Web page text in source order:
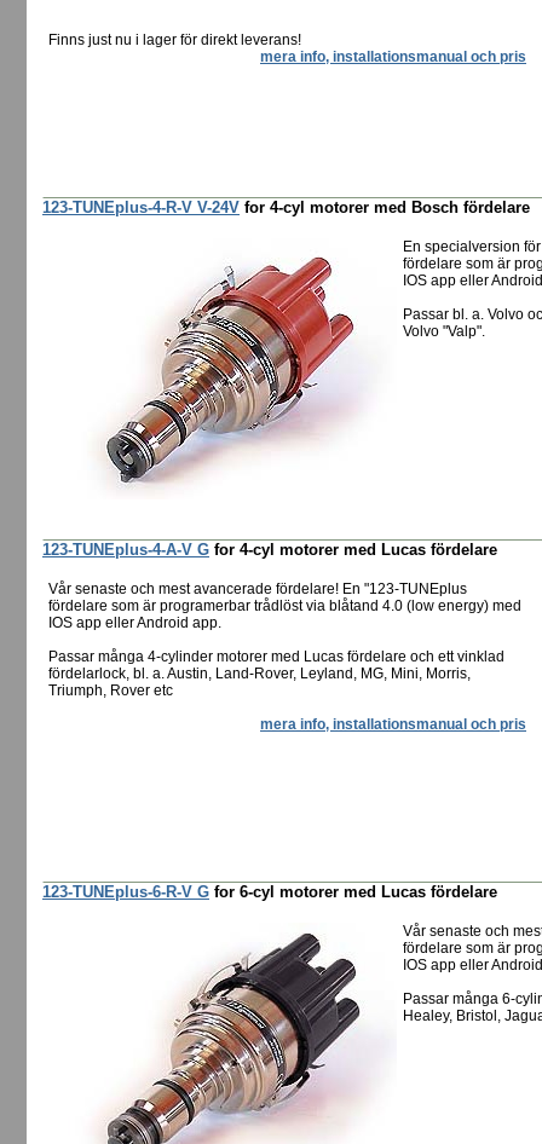
Finns just nu i lager för direkt leverans!
mera info, installationsmanual och pris
123-TUNEplus-4-R-V V-24V for 4-cyl motorer med Bosch fördelare
En specialversion
fördelare som är
IOS app eller
Passar bl. a. Volvo
Volvo "Valp".
123-TUNEplus-4-A-V G for 4-cyl motorer med Lucas fördelare
Vår senaste och mest avancerade fördelare! En "123-TUNEplus
fördelare som är programerbar trådlöst via blåtand 4.0 (low energy) med
IOS app eller Android app.
Passar många 4-cylinder motorer med Lucas fördelare och ett vinklad
fördelarlock, bl. a. Austin, Land-Rover, Leyland, MG, Mini, Morris,
Triumph, Rover etc
mera info, installationsmanual och pris
123-TUNEplus-6-R-V G for 6-cyl motorer med Lucas fördelare
Vår senaste och
fördelare som är
IOS app eller
Passar många 6-
Healey, Bristol,